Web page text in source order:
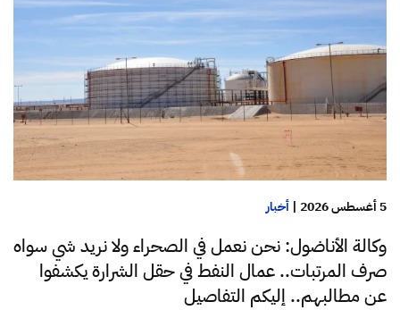
5 أغسطس 2026 | أخبار
وكالة الأناضول: نحن نعمل في الصحراء ولا نريد شي سواه
صرف المرتبات.. عمال النفط في حقل الشرارة يكشفوا
عن مطالبهم.. إليكم التفاصيل